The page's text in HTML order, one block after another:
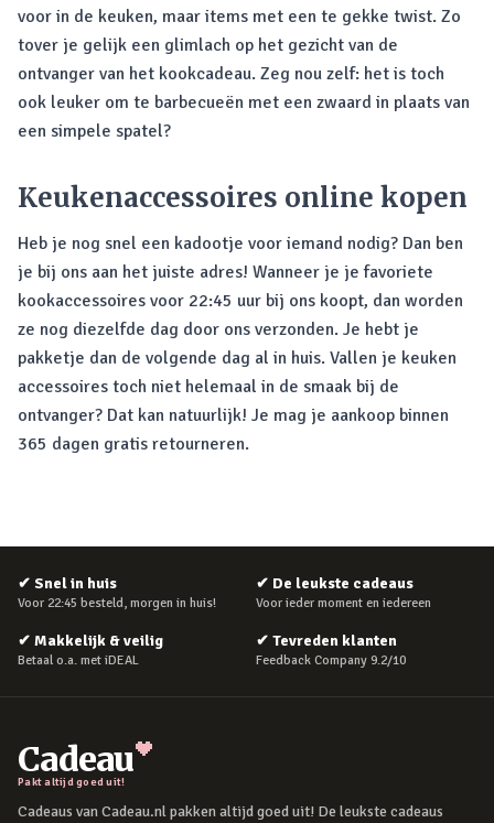
voor in de keuken, maar items met een te gekke twist. Zo
tover je gelijk een glimlach op het gezicht van de
ontvanger van het kookcadeau. Zeg nou zelf: het is toch
ook leuker om te barbecueën met een zwaard in plaats van
een simpele spatel?
Keukenaccessoires online kopen
Heb je nog snel een kadootje voor iemand nodig? Dan ben
je bij ons aan het juiste adres! Wanneer je je favoriete
kookaccessoires voor 22:45 uur bij ons koopt, dan worden
ze nog diezelfde dag door ons verzonden. Je hebt je
pakketje dan de volgende dag al in huis. Vallen je keuken
accessoires toch niet helemaal in de smaak bij de
ontvanger? Dat kan natuurlijk! Je mag je aankoop binnen
365 dagen gratis retourneren.
✔ Snel in huis
Voor 22:45 besteld, morgen in huis!
✔ De leukste cadeaus
Voor ieder moment en iedereen
✔ Makkelijk & veilig
Betaal o.a. met iDEAL
✔ Tevreden klanten
Feedback Company 9.2/10
Cadeau
Pakt altijd goed uit!
Cadeaus van Cadeau.nl pakken altijd goed uit! De leukste cadeaus